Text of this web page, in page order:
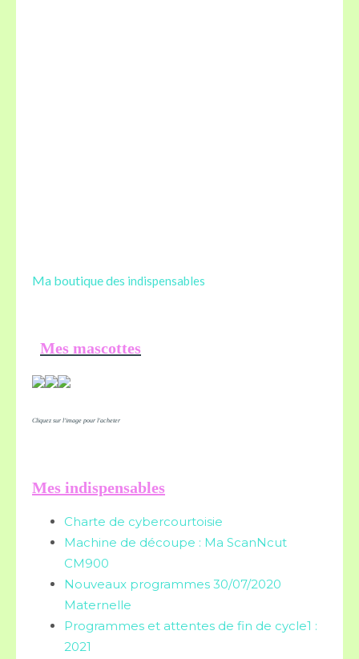
Ma boutique des indispensables
Mes mascottes
Cliquez sur l'image pour l'acheter
Mes indispensables
Charte de cybercourtoisie
Machine de découpe : Ma ScanNcut
CM900
Nouveaux programmes 30/07/2020
Maternelle
Programmes et attentes de fin de cycle1 :
2021